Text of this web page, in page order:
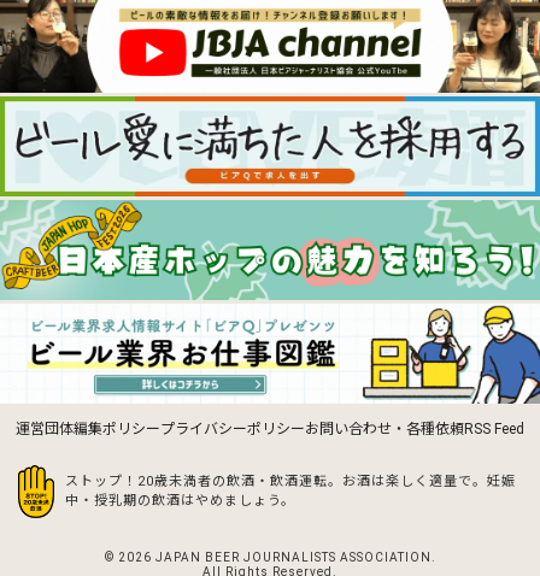
運営団体編集ポリシープライバシーポリシーお問い合わせ・各種依頼RSS Feed
ストップ！20歳未満者の飲酒・飲酒運転。お酒は楽しく適量で。 妊娠
中・授乳期の飲酒はやめましょう。
© 2026 JAPAN BEER JOURNALISTS ASSOCIATION.
All Rights Reserved.